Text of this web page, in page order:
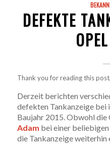
DEFEKTE
Thank you for reading this
Derzeit berichten
defekten Tankanzeige bei
Baujahr 2015. Obwohl die
Adam bei einer
die Tankanzeige weiterhin